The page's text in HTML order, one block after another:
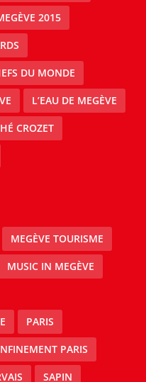
2015
DU MONDE
L’EAU DE MEGÈVE
CROZET
MEGÈVE TOURISME
MUSIC IN MEGÈVE
PARIS
PARIS
SAPIN